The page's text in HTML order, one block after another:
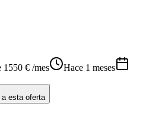
1550 € /mes
Hace 1 meses
esta oferta